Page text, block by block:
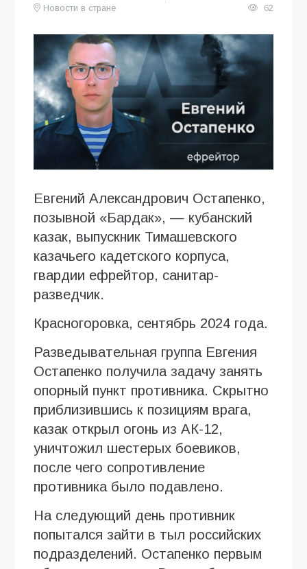
Новости в стране
62
Евгений Александрович Остапенко,
позывной «Бардак», — кубанский
казак, выпускник Тимашевского
казачьего кадетского корпуса,
гвардии ефрейтор, санитар-
разведчик.
Красногоровка, сентябрь 2024 года.
Разведывательная группа Евгения
Остапенко получила задачу занять
опорный пункт противника. Скрытно
приблизившись к позициям врага,
казак открыл огонь из АК-12,
уничтожил шестерых боевиков,
после чего сопротивление
противника было подавлено.
На следующий день противник
попытался зайти в тыл российских
подразделений. Остапенко первым